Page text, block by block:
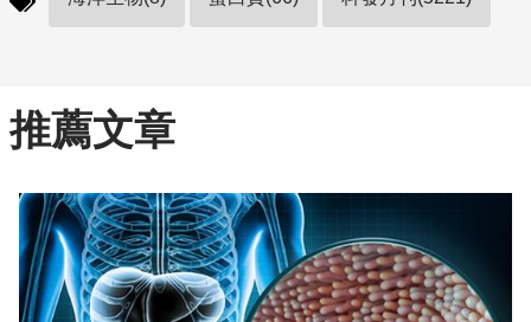
推薦文章